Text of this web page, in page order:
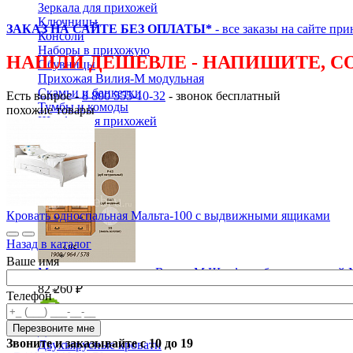
Зеркала для прихожей
Ключницы
Консоли
Наборы в прихожую
Обувницы
Прихожая Вилия-М модульная
Скамьи и банкетки
Тумбы и комоды
Шкафы для прихожей
Модульная прихожая Вилия-М Шкаф комбинированный
82 260 ₽
Детская
Двухъярусные кровати
ЗАКАЗ НА САЙТЕ БЕЗ ОПЛАТЫ* - все заказы на сайте
НАШЛИ ДЕШЕВЛЕ - НАПИШИТЕ,
Есть вопрос -8 800 555-10-32 - звонок бесплатный
похожие товары
Кровать 90х200 "Луи Филипп ОВ 08.01.900"
Кровать 90х200 "Луи Филипп ОВ 08.03.900"
Кровать односпальная Мальта-100 с выдвижными ящиками
Кровать односпальная Мальта-100 без ящиков
Назад в каталог
Ваше имя*
Телефон*
Звоните и заказывайте с 10 до 19